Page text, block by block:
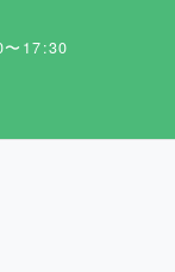
〜17:30